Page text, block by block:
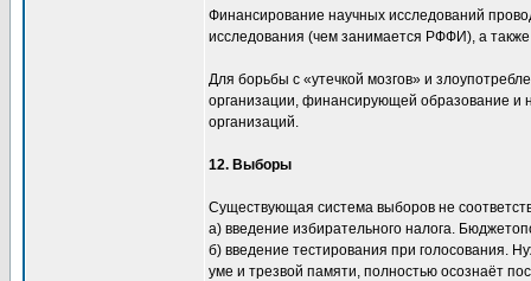
Финансирование научных исследований
исследования (чем занимается РФФИ), а
Для борьбы с «утечкой мозгов» и
организации, финансирующей образование и
организаций.
12. Выборы
Существующая система выборов не
а) введение избирательного налога.
б) введение тестирования при голосования.
уме и трезвой памяти, полностью осознаёт